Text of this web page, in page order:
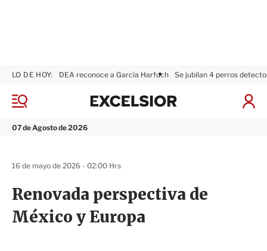
M
n
07 de Agosto de 2026
LO DE HOY: DEA reconoce a García Harfuch Se jubilan 4 perros
I
x
Renovada perspectiva de
México y Europa
16 de mayo de 2026 - 02:00 Hrs